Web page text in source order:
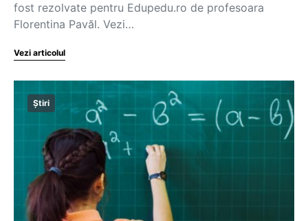
fost rezolvate pentru Edupedu.ro de profesoara
Florentina Pavăl. Vezi…
Vezi articolul
Știri